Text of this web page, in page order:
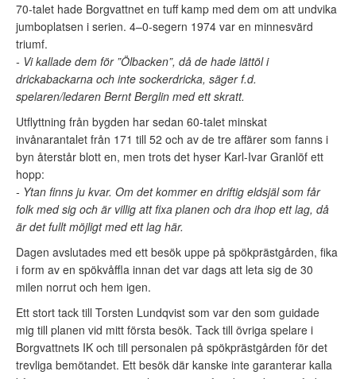
70-talet hade Borgvattnet en tuff kamp med dem om att undvika
jumboplatsen i serien. 4–0-segern 1974 var en minnesvärd
triumf.
- Vi kallade dem för ”Ölbacken”, då de hade lättöl i
drickabackarna och inte sockerdricka, säger f.d.
spelaren/ledaren Bernt Berglin med ett skratt.
Utflyttning från bygden har sedan 60-talet minskat
invånarantalet från 171 till 52 och av de tre affärer som fanns i
byn återstår blott en, men trots det hyser Karl-Ivar Granlöf ett
hopp:
- Ytan finns ju kvar. Om det kommer en driftig eldsjäl som får
folk med sig och är villig att fixa planen och dra ihop ett lag, då
är det fullt möjligt med ett lag här.
Dagen avslutades med ett besök uppe på spökprästgården, fika
i form av en spökvåffla innan det var dags att leta sig de 30
milen norrut och hem igen.
Ett stort tack till Torsten Lundqvist som var den som guidade
mig till planen vid mitt första besök. Tack till övriga spelare i
Borgvattnets IK och till personalen på spökprästgården för det
trevliga bemötandet. Ett besök där kanske inte garanterar kalla